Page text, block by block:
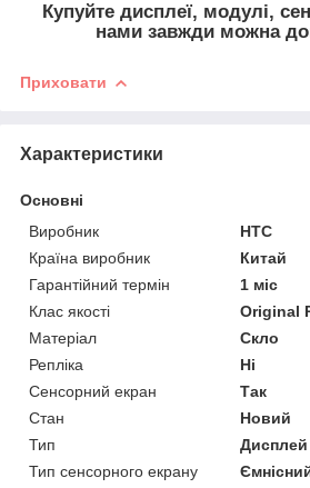
Купуйте дисплеї, модулі,
нами завжди можна
Приховати
Характеристики
Основні
Виробник
HTC
Країна виробник
Китай
Гарантійний термін
1 міс
Клас якості
Original
Матеріал
Скло
Репліка
Ні
Сенсорний екран
Так
Стан
Новий
Тип
Дисплей
Тип сенсорного екрану